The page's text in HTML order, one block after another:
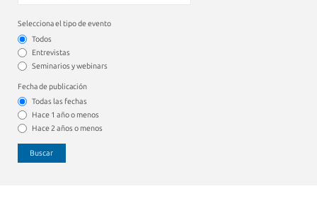
Selecciona el tipo de evento
Todos
Entrevistas
Seminarios y webinars
Fecha de publicación
Todas las fechas
Hace 1 año o menos
Hace 2 años o menos
Buscar